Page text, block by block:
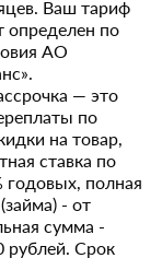
Ваш тариф
определен по
АО
— это
по
на товар,
ставка по
годовых, полная
- от
сумма -
рублей. Срок